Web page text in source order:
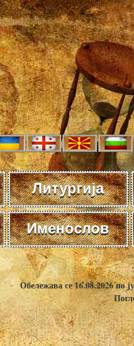
Литургија
Именослов
Обележава се 16.08.2026 по